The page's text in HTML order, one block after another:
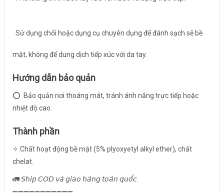
Sử dụng chổi hoặc dụng cụ chuyên dụng để đánh sạch sẽ bề
mặt, không để dung dịch tiếp xúc với da tay.
Hướng dẫn bảo quản
⭕️ Bảo quản nơi thoáng mát, tránh ánh nắng trực tiếp hoặc
nhiệt độ cao.
Thành phần
✧ Chất hoạt động bề mặt (5% plyoxyetyl alkyl ether), chất
chelat.
🚛 𝘚𝘩𝘪𝘱 𝘊𝘖𝘋 𝘷𝘢̀ 𝘨𝘪𝘢𝘰 𝘩𝘢̀𝘯𝘨 𝘵𝘰𝘢̀𝘯 𝘲𝘶𝘰̂́𝘤.